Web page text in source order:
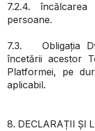
7.2.4.
persoane.
7.3. Obligația
încetării acestor
Platformei, pe
aplicabil.
8. DECLARAȚII ȘI